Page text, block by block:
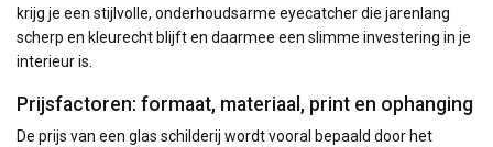
krijg je een stijlvolle, onderhoudsarme eyecatcher die jarenlang
scherp en kleurecht blijft en daarmee een slimme investering in je
interieur is.
Prijsfactoren: formaat, materiaal, print en ophanging
De prijs van een glas schilderij wordt vooral bepaald door het